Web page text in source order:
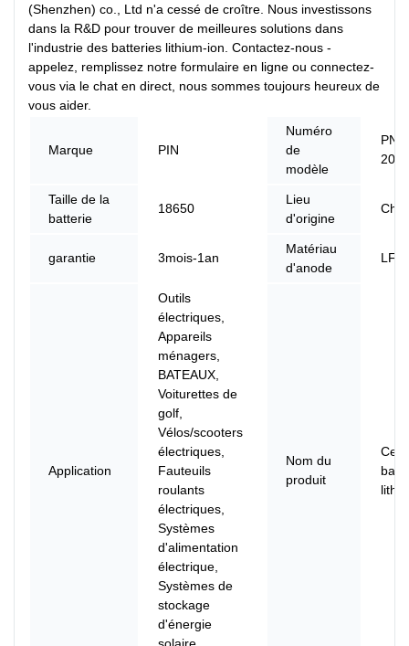
(Shenzhen) co., Ltd n'a cessé de croître. Nous investissons
dans la R&D pour trouver de meilleures solutions dans
l'industrie des batteries lithium-ion. Contactez-nous -
appelez, remplissez notre formulaire en ligne ou connectez-
vous via le chat en direct, nous sommes toujours heureux de
vous aider.
Marque PIN
Numéro
de
modèle
PN-
2000
Taille de la
batterie
18650
Lieu
d'origine
garantie 3mois-1an
Matériau
d'anode
LFP
Application
Outils
électriques,
Appareils
ménagers,
BATEAUX,
Voiturettes de
golf,
Vélos/scooters
électriques,
Fauteuils
roulants
électriques,
Systèmes
d'alimentation
électrique,
Systèmes de
stockage
d'énergie
solaire
Nom du
produit